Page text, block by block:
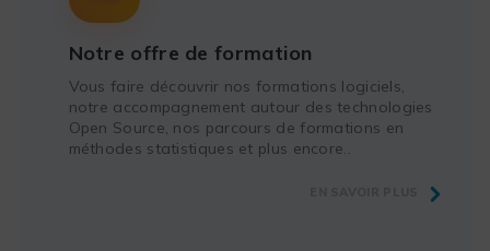
Notre offre de formation
Vous faire découvrir nos formations logiciels,
notre accompagnement autour des technologies
Open Source, nos parcours de formations en
méthodes statistiques et plus encore..